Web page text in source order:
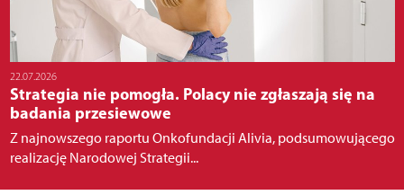
22.07.2026
Strategia nie pomogła. Polacy nie zgłaszają się na
badania przesiewowe
Z najnowszego raportu Onkofundacji Alivia, podsumowującego
realizację Narodowej Strategii...